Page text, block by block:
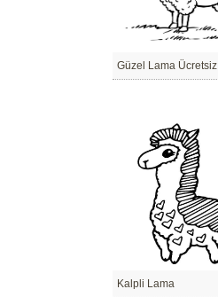
Güzel Lama Ücretsiz
Kalpli Lama